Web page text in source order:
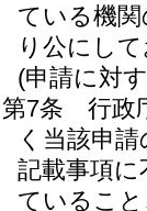
ている機
り公にし
(申請に対
第7条
行政
く当該申
記載事項
ているこ